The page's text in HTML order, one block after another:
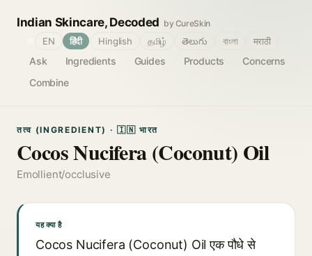
Indian Skincare, Decoded by CureSkin
Ask Ingredients Guides Products
Concerns
Combine
EN हिंदी Hinglish தமிழ் తెలుగు বাংলা मराठी
तत्व (INGREDIENT) · 🇮🇳 भारत
Cocos Nucifera (Coconut) Oil
Emollient/occlusive
यह क्या है
Cocos Nucifera (Coconut) Oil एक पौधे से